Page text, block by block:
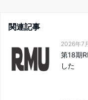
関連記事
2026年7
第18期
した